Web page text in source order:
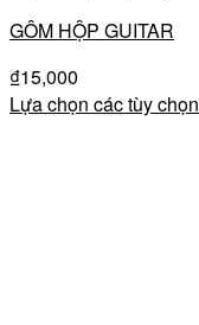
GÔM HỘP GUITAR
₫15,000
Lựa chọn các tùy chọn